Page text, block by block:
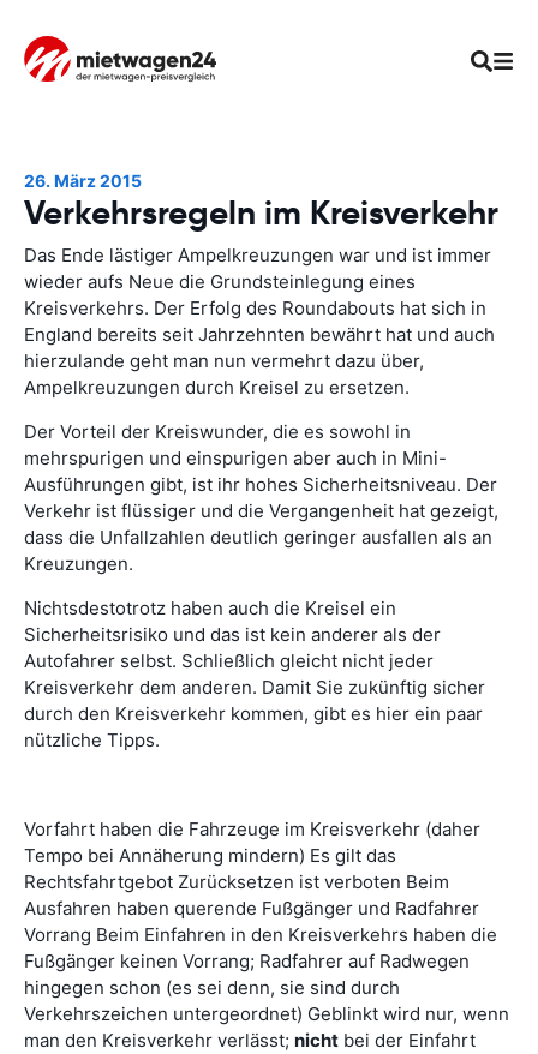
26. März 2015
Verkehrsregeln im Kreisverkehr
Das Ende lästiger Ampelkreuzungen war und ist immer
wieder aufs Neue die Grundsteinlegung eines
Kreisverkehrs. Der Erfolg des Roundabouts hat sich in
England bereits seit Jahrzehnten bewährt hat und auch
hierzulande geht man nun vermehrt dazu über,
Ampelkreuzungen durch Kreisel zu ersetzen.
Der Vorteil der Kreiswunder, die es sowohl in
mehrspurigen und einspurigen aber auch in Mini-
Ausführungen gibt, ist ihr hohes Sicherheitsniveau. Der
Verkehr ist flüssiger und die Vergangenheit hat gezeigt,
dass die Unfallzahlen deutlich geringer ausfallen als an
Kreuzungen.
Nichtsdestotrotz haben auch die Kreisel ein
Sicherheitsrisiko und das ist kein anderer als der
Autofahrer selbst. Schließlich gleicht nicht jeder
Kreisverkehr dem anderen. Damit Sie zukünftig sicher
durch den Kreisverkehr kommen, gibt es hier ein paar
nützliche Tipps.
Vorfahrt haben die Fahrzeuge im Kreisverkehr (daher
Tempo bei Annäherung mindern) Es gilt das
Rechtsfahrtgebot Zurücksetzen ist verboten Beim
Ausfahren haben querende Fußgänger und Radfahrer
Vorrang Beim Einfahren in den Kreisverkehrs haben die
Fußgänger keinen Vorrang; Radfahrer auf Radwegen
hingegen schon (es sei denn, sie sind durch
Verkehrszeichen untergeordnet) Geblinkt wird nur, wenn
man den Kreisverkehr verlässt; nicht bei der Einfahrt